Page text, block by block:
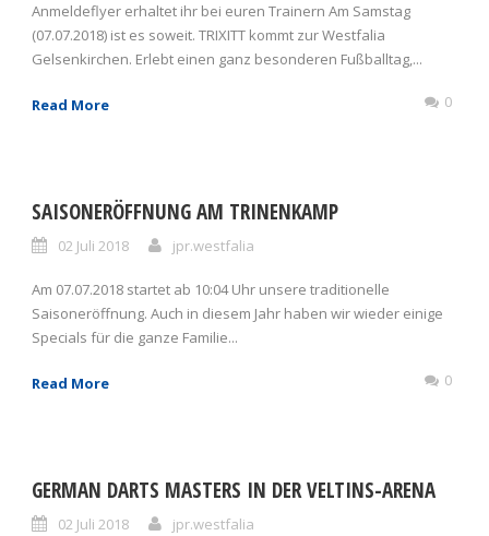
Anmeldeflyer erhaltet ihr bei euren Trainern Am Samstag
(07.07.2018) ist es soweit. TRIXITT kommt zur Westfalia
Gelsenkirchen. Erlebt einen ganz besonderen Fußballtag,...
Read More 0
SAISONERÖFFNUNG AM TRINENKAMP
02 Juli 2018 jpr.westfalia
Am 07.07.2018 startet ab 10:04 Uhr unsere traditionelle
Saisoneröffnung. Auch in diesem Jahr haben wir wieder einige
Specials für die ganze Familie...
Read More 0
GERMAN DARTS MASTERS IN DER VELTINS-ARENA
02 Juli 2018 jpr.westfalia